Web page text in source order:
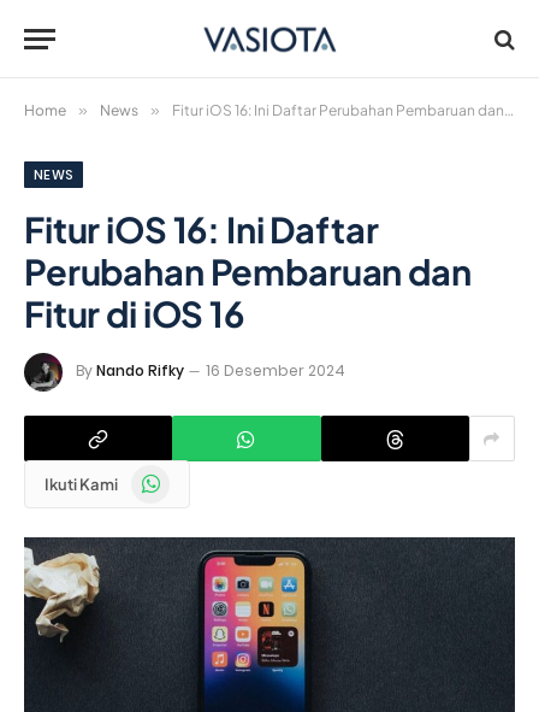
Home » News » Fitur iOS 16: Ini Daftar Perubahan Pembaruan dan Fitur di iOS 16
NEWS
Fitur iOS 16: Ini Daftar
Perubahan Pembaruan dan
Fitur di iOS 16
ByNando Rifky 16 Desember 2024
Ikuti Kami WhatsApp